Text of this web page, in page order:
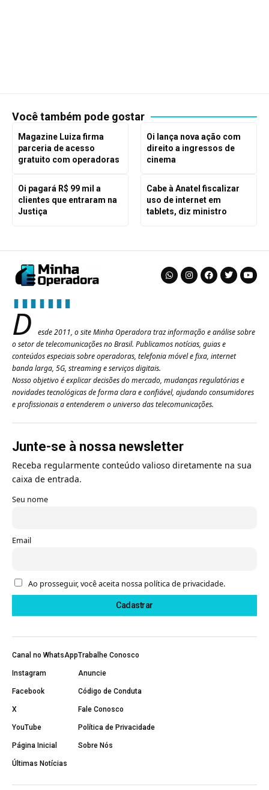
Você também pode gostar
Magazine Luiza firma
parceria de acesso
gratuito com operadoras
Oi lança nova ação com
direito a ingressos de
cinema
Oi pagará R$ 99 mil a
clientes que entraram na
Justiça
Cabe à Anatel fiscalizar
uso de internet em
tablets, diz ministro
D
esde 2011, o site Minha Operadora traz informação e análise sobre
o setor de telecomunicações no Brasil. Publicamos notícias, guias e
conteúdos especiais sobre operadoras, telefonia móvel e fixa, internet
banda larga, 5G, streaming e serviços digitais.
Nosso objetivo é explicar decisões do mercado, mudanças regulatórias e
novidades tecnológicas de forma clara e confiável, ajudando consumidores
e profissionais a entenderem o universo das telecomunicações.
Junte-se à nossa newsletter
Receba regularmente conteúdo valioso diretamente na sua
caixa de entrada.
Seu nome
Email
Ao prosseguir, você aceita nossa política de privacidade.
Canal no WhatsApp
Instagram
Facebook
X
YouTube
Página Inicial
Últimas Notícias
Trabalhe Conosco
Anuncie
Código de Conduta
Fale Conosco
Política de Privacidade
Sobre Nós